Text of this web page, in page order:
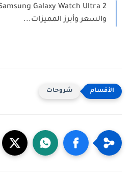
والسعر وأبرز المميزات...
شروحات